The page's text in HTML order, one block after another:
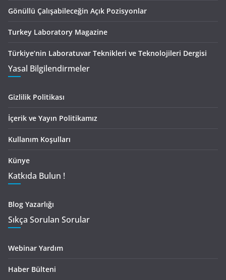
Gönüllü Çalışabileceğin Açık Pozisyonlar
Turkey Laboratory Magazine
Türkiye’nin Laboratuvar Teknikleri ve Teknolojileri Dergisi
Yasal Bilgilendirmeler
Gizlilik Politikası
İçerik ve Yayın Politikamız
Kullanım Koşulları
Künye
Katkıda Bulun !
Blog Yazarlığı
Sıkça Sorulan Sorular
Webinar Yardım
Haber Bülteni